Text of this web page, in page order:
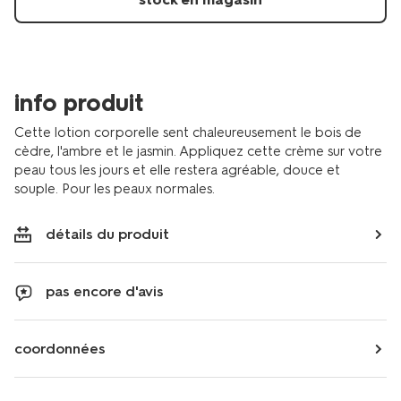
300ml-
info produit
Cette lotion corporelle sent chaleureusement le bois de
cèdre, l'ambre et le jasmin. Appliquez cette crème sur votre
peau tous les jours et elle restera agréable, douce et
souple. Pour les peaux normales.
détails du produit
pas encore d'avis
coordonnées